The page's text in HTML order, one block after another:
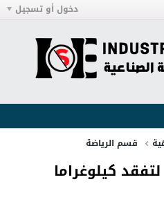
دخول أو تسجيل
قسم الرياضة
كيلوغراما